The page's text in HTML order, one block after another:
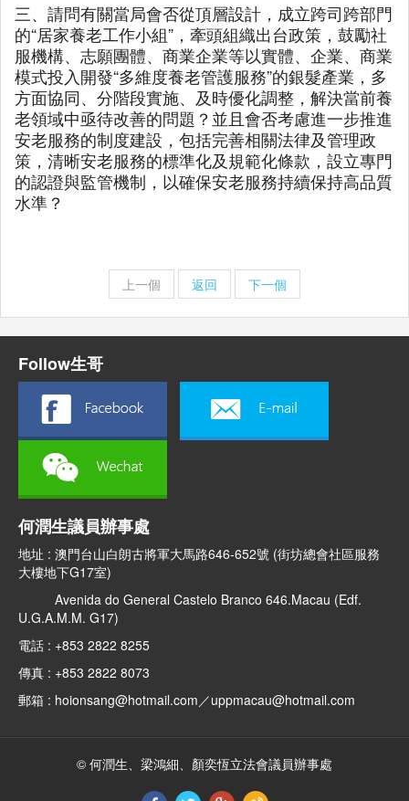
三、請問有關當局會否從頂層設計，成立跨司跨部門
的“居家養老工作小組”，牽頭組織出台政策，鼓勵社
服機構、志願團體、商業企業等以實體、企業、商業
模式投入開發“多維度養老管護服務”的銀髮產業，多
方面協同、分階段實施、及時優化調整，解決當前養
老領域中亟待改善的問題？並且會否考慮進一步推進
安老服務的制度建設，包括完善相關法律及管理政
策，清晰安老服務的標準化及規範化條款，設立專門
的認證與監管機制，以確保安老服務持續保持高品質
水準？
上一個 返回 下一個
Follow生哥
何潤生議員辦事處
地址 : 澳門台山白朗古將軍大馬路646-652號 (街坊總會社區服務
大樓地下G17室)
Avenida do General Castelo Branco 646.Macau (Edf.
U.G.A.M.M. G17)
電話 : +853 2822 8255
傳真 : +853 2822 8073
郵箱 : hoionsang@hotmail.com／uppmacau@hotmail.com
© 何潤生、梁鴻細、顏奕恆立法會議員辦事處